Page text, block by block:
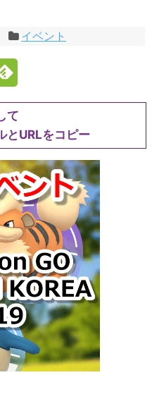
イベント
て
とURLをコピー